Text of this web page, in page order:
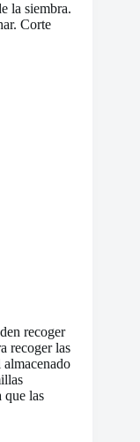
la siembra.
Corte
recoger
recoger las
que las